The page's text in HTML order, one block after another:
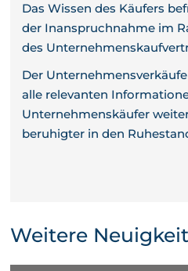
Das Wissen des Käufers
der Inanspruchnahme im
des
Der
alle relevanten
Unternehmenskäufer
beruhigter in den
Weitere